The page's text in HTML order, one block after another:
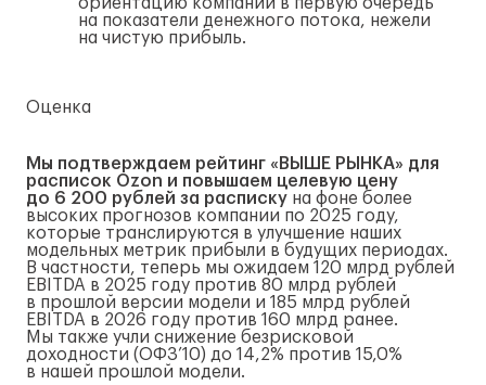
на показатели денежного потока, нежели
на чистую прибыль.
Оценка
Мы подтверждаем рейтинг «ВЫШЕ РЫНКА» для
расписок Ozon и повышаем целевую цену
до 6 200 рублей за расписку на фоне более
высоких прогнозов компании по 2025 году,
которые транслируются в улучшение наших
модельных метрик прибыли в будущих периодах.
В частности, теперь мы ожидаем 120 млрд рублей
EBITDA в 2025 году против 80 млрд рублей
в прошлой версии модели и 185 млрд рублей
EBITDA в 2026 году против 160 млрд ранее.
Мы также учли снижение безрисковой
доходности (ОФЗ’10) до 14,2% против 15,0%
в нашей прошлой модели.